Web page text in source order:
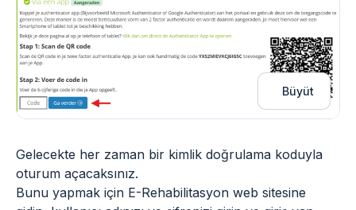
Büyüt
Gelecekte her zaman bir kimlik doğrulama koduyla
oturum açacaksınız.
Bunu yapmak için E-Rehabilitasyon web sitesine